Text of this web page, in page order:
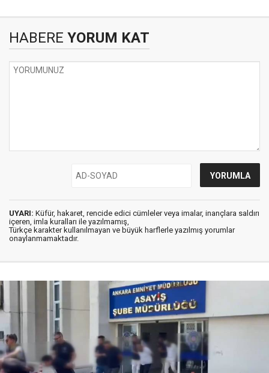
HABERE YORUM KAT
UYARI: Küfür, hakaret, rencide edici cümleler veya imalar, inançlara saldırı
içeren, imla kuralları ile yazılmamış,
Türkçe karakter kullanılmayan ve büyük harflerle yazılmış yorumlar
onaylanmamaktadır.